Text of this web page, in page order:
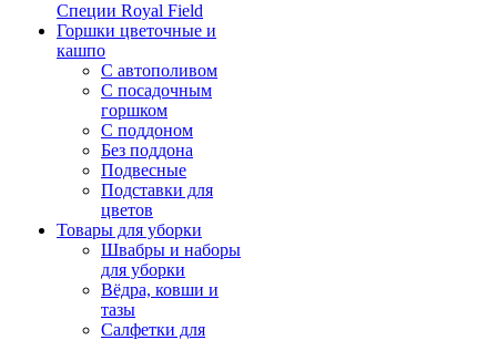
Специи Royal Field
Горшки цветочные и
кашпо
С автополивом
С посадочным
горшком
С поддоном
Без поддона
Подвесные
Подставки для
цветов
Товары для уборки
Швабры и наборы
для уборки
Вёдра, ковши и
тазы
Салфетки для